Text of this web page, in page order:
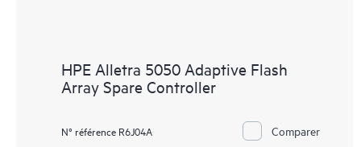
HPE Alletra 5050 Adaptive Flash
Array Spare Controller
N° référence R6J04A Comparer